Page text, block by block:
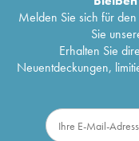
Melden Sie sich für
Sie
Erhalten Sie
Neuentdeckungen,